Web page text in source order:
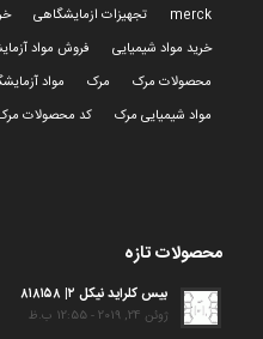
merck تجهیزات ازمایشگاهی
خرید مواد شیمیایی
فروش مواد
محصولات مرک
مرک مواد
مواد شیمیایی مرک
کد محصولات
محصولات تازه
بیس کلراید نیکل ۲| ۸۱۸۱۵۸
ژوئن 24, 2019 - 12:55 ب.ظ